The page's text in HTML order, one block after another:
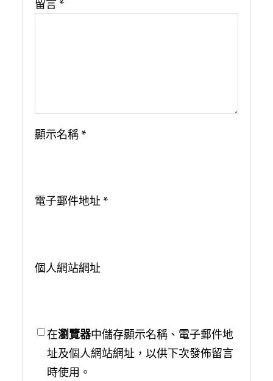
留言 *
顯示名稱 *
電子郵件地址 *
個人網站網址
在瀏覽器中儲存顯示名稱、電子郵件地
址及個人網站網址，以供下次發佈留言
時使用。